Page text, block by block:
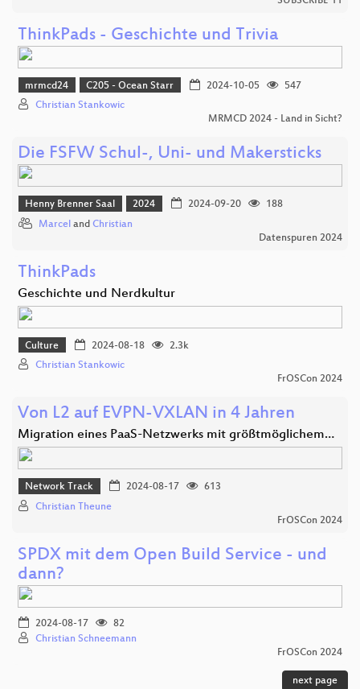
ThinkPads - Geschichte und Trivia
mrmcd24 C205 - Ocean Starr 2024-10-05
547
Christian Stankowic
MRMCD 2024 - Land in Sicht?
Die FSFW Schul-, Uni- und Makersticks
Henny Brenner Saal 2024 2024-09-20
188
Marcel and Christian
Datenspuren 2024
ThinkPads
Geschichte und Nerdkultur
Culture 2024-08-18
2.3k
Christian Stankowic
FrOSCon 2024
Von L2 auf EVPN-VXLAN in 4 Jahren
Migration eines PaaS-Netzwerks mit größtmöglichem…
Network Track 2024-08-17
613
Christian Theune
FrOSCon 2024
SPDX mit dem Open Build Service - und
dann?
2024-08-17
82
Christian Schneemann
FrOSCon 2024
next page